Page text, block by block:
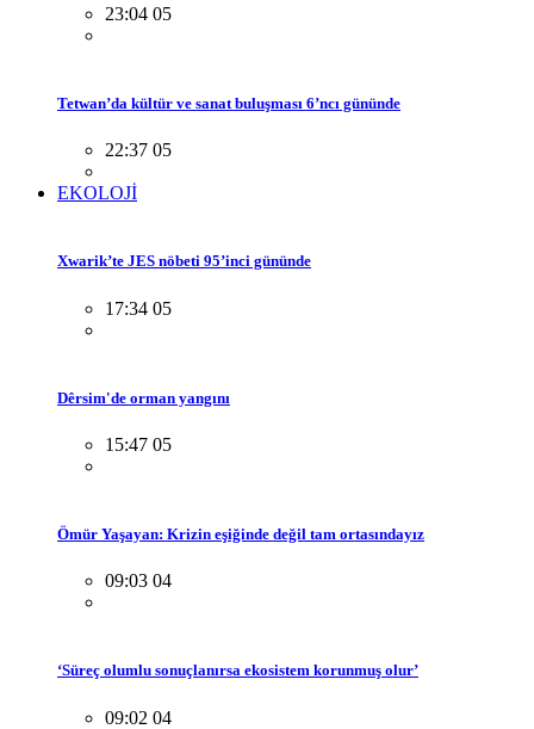
23:04 05
Tetwan’da kültür ve sanat buluşması 6’ncı gününde
22:37 05
EKOLOJİ
Xwarik’te JES nöbeti 95’inci gününde
17:34 05
Dêrsim'de orman yangını
15:47 05
Ömür Yaşayan: Krizin eşiğinde değil tam ortasındayız
09:03 04
‘Süreç olumlu sonuçlanırsa ekosistem korunmuş olur’
09:02 04